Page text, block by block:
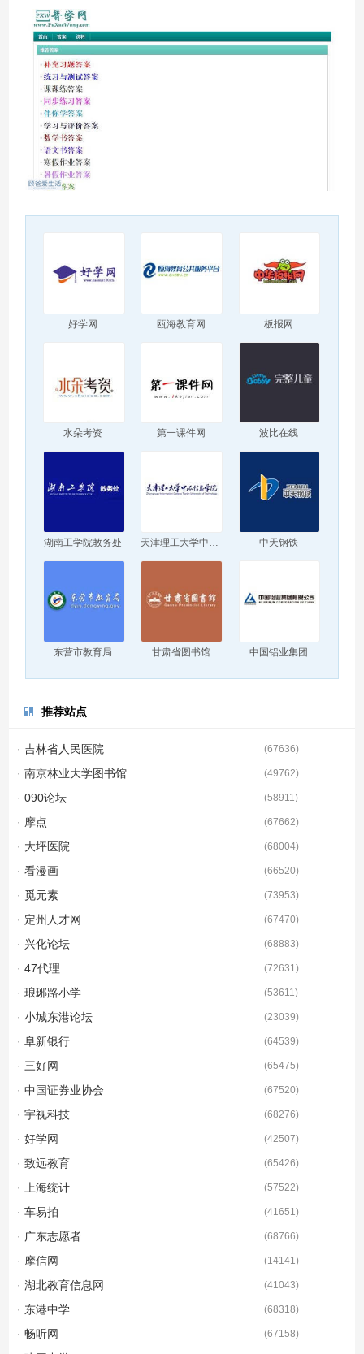
好学网 瓯海教育网 板报网
水朵考资 第一课件网 波比在线
湖南工学院教务处 天津理工大学中环信息学院 中天钢铁
东营市教育局 甘肃省图书馆 中国铝业集团
推荐站点
· 吉林省人民医院 (67636)
· 南京林业大学图书馆 (49762)
· 090论坛 (58911)
· 摩点 (67662)
· 大坪医院 (68004)
· 看漫画 (66520)
· 觅元素 (73953)
· 定州人才网 (67470)
· 兴化论坛 (68883)
· 47代理 (72631)
· 琅琊路小学 (53611)
· 小城东港论坛 (23039)
· 阜新银行 (64539)
· 三好网 (65475)
· 中国证券业协会 (67520)
· 宇视科技 (68276)
· 好学网 (42507)
· 致远教育 (65426)
· 上海统计 (57522)
· 车易拍 (41651)
· 广东志愿者 (68766)
· 摩信网 (14141)
· 湖北教育信息网 (41043)
· 东港中学 (68318)
· 畅听网 (67158)